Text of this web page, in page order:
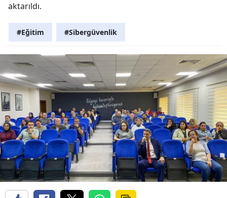
aktarıldı.
#Eğitim #Sibergüvenlik